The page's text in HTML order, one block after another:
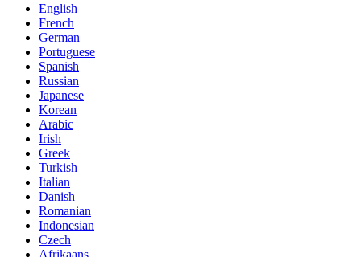
English
French
German
Portuguese
Spanish
Russian
Japanese
Korean
Arabic
Irish
Greek
Turkish
Italian
Danish
Romanian
Indonesian
Czech
Afrikaans